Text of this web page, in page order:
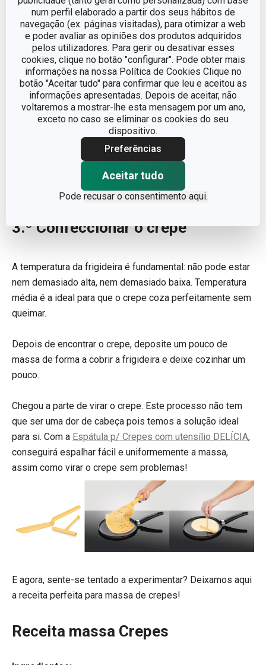
num perfil elaborado a partir dos seus hábitos de
navegação (ex. páginas visitadas), para otimizar a web
e poder avaliar as opiniões dos produtos adquiridos
pelos utilizadores. Para gerir ou desativar esses
cookies, clique no botão "configurar". Pode obter mais
informações na nossa Política de Cookies Clique no
botão "Aceitar tudo" para confirmar que leu e aceitou as
informações apresentadas. Depois de aceitar, não
voltaremos a mostrar-lhe esta mensagem por um ano,
exceto no caso se eliminar os cookies do seu
dispositivo.
Preferências
Aceitar tudo
Pode recusar o consentimento aqui.
Como outra opção, sugerimos que disponha a massa com
Concha de sopa GrandCHEF.
3.º Confeccionar o crepe
A temperatura da frigideira é fundamental: não pode estar
nem demasiado alta, nem demasiado baixa. Temperatura
média é a ideal para que o crepe coza perfeitamente sem
queimar.
Depois de encontrar o crepe, deposite um pouco de
massa de forma a cobrir a frigideira e deixe cozinhar um
pouco.
Chegou a parte de virar o crepe. Este processo não tem
que ser uma dor de cabeça pois temos a solução ideal
para si. Com a Espátula p/ Crepes com utensílio DELÍCIA,
conseguirá espalhar fácil e uniformemente a massa,
assim como virar o crepe sem problemas!
E agora, sente-se tentado a experimentar? Deixamos aqui
a receita perfeita para massa de crepes!
Receita massa Crepes